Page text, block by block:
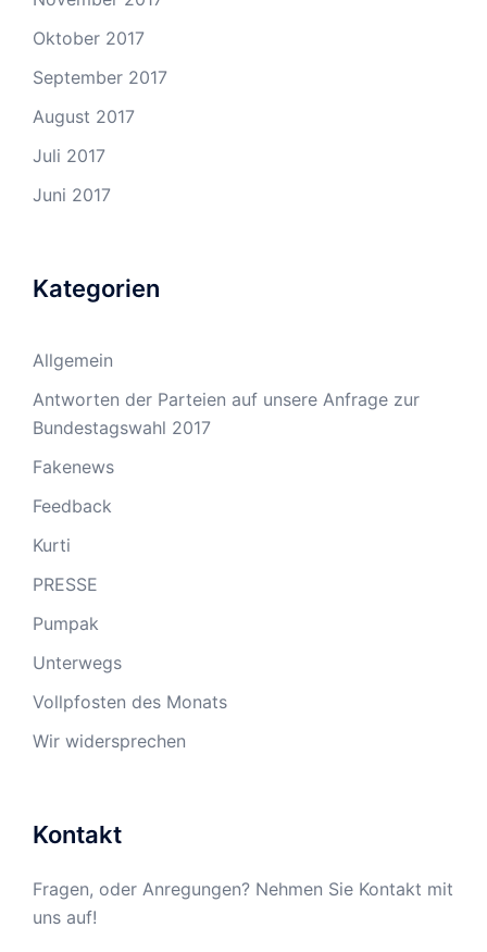
Oktober 2017
September 2017
August 2017
Juli 2017
Juni 2017
Kategorien
Allgemein
Antworten der Parteien auf unsere Anfrage zur
Bundestagswahl 2017
Fakenews
Feedback
Kurti
PRESSE
Pumpak
Unterwegs
Vollpfosten des Monats
Wir widersprechen
Kontakt
Fragen, oder Anregungen? Nehmen Sie Kontakt mit
uns auf!